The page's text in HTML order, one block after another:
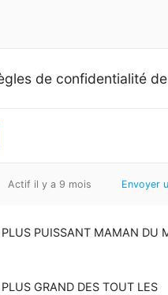
de confidentialité
Actif il y a 9 mois Envoyer
PUISSANT MAMAN DU
GRAND DES TOUT LES